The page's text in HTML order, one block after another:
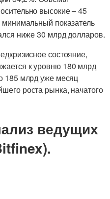
высокие – 45
показатель
ниже 30 млрд долларов.
состояние,
к уровню 180 млрд
185 млрд уже месяц
роста рынка, начатого
ведущих